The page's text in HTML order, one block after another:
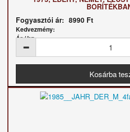
Fogyasztói ár: 8990 Ft
Kedvezmény:
Ár / kg: